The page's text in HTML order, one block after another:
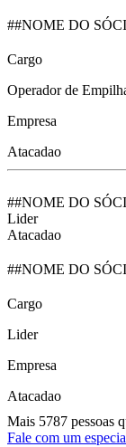
##NOME DO
Cargo
Operador de
Empresa
Atacadao
##NOME DO
Lider
Atacadao
##NOME DO
Cargo
Lider
Empresa
Atacadao
Mais 5787 pessoas
Fale com um